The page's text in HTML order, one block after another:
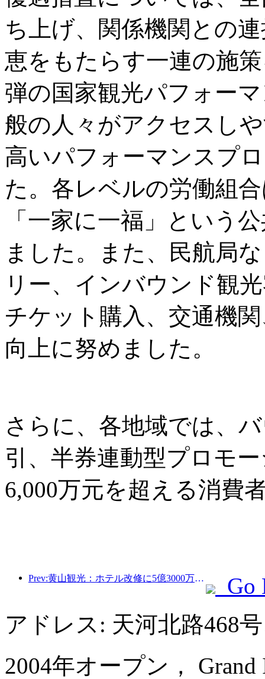
ち上げ、関係機関との
恵をもたらす一連の施
弾の国家観光パフォー
般の人々がアクセスし
高いパフォーマンスプ
た。各レベルの労働組
「一家に一福」という
ました。また、民航局
リー、インバウンド観
チケット購入、交通機
向上に努めました。
さらに、各地域では、
引、半券連動型プロモ
6,000万元を超える消費
Prev:黄山観光：ホテル改修に5億3000万元を投資する計画
Go
アドレス: 天河北路468
2004年オープン， Grand